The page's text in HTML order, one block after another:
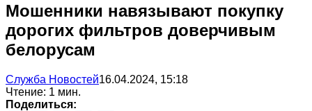
Мошенники навязывают покупку
дорогих фильтров доверчивым
белорусам
Служба Новостей16.04.2024, 15:18
Чтение: 1 мин.
Поделиться: